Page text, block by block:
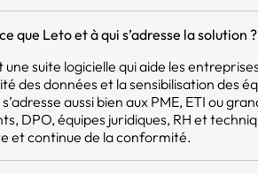
que Leto et à qui s’adresse la solution ?
une suite logicielle qui aide les
des données et la sensibilisation des
aussi bien aux PME, ETI ou
DPO, équipes juridiques, RH et
et continue de la conformité.